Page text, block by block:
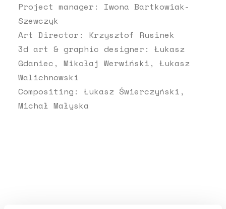
Project manager: Iwona Bartkowiak-
Szewczyk
Art Director: Krzysztof Rusinek
3d art & graphic designer: Łukasz
Gdaniec, Mikołaj Werwiński, Łukasz
Walichnowski
Compositing: Łukasz Świerczyński,
Michał Małyska